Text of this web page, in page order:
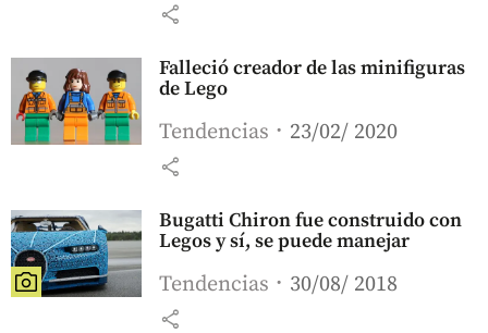
share
Falleció creador de las minifiguras
de Lego
Tendencias 23/02/ 2020
share
Bugatti Chiron fue construido con
Legos y sí, se puede manejar
Tendencias 30/08/ 2018
share